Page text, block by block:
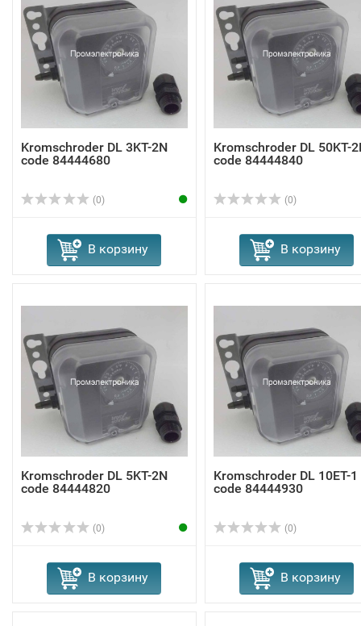
Kromschroder DL 3KT-2N
code 84444680
(0)
В корзину
Kromschroder DL 50KT-
code 84444840
(0)
В корзину
Kromschroder DL 5KT-2N
code 84444820
(0)
В корзину
Kromschroder DL 10ET-1
code 84444930
(0)
В корзину